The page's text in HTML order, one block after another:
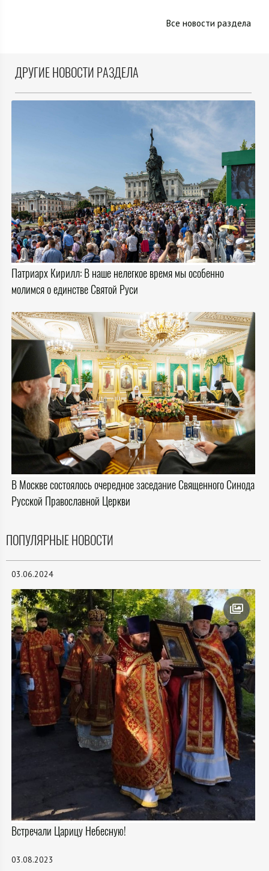
Все новости раздела
ДРУГИЕ НОВОСТИ РАЗДЕЛА
Патриарх Кирилл: В наше нелегкое время мы особенно
молимся о единстве Святой Руси
В Москве состоялось очередное заседание Священного Синода
Русской Православной Церкви
ПОПУЛЯРНЫЕ НОВОСТИ
03.06.2024
Встречали Царицу Небесную!
03.08.2023